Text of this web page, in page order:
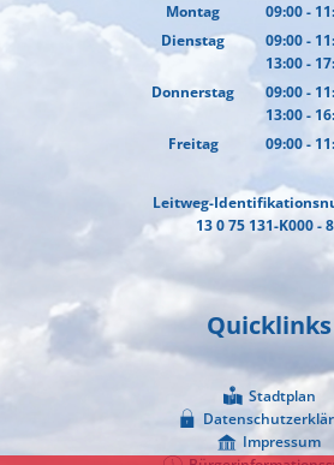
Montag 09:00-
Dienstag 09:00-
13:00-
Donnerstag 09:00-
13:00-
Freitag 09:00-
Leitweg-
13 0 75 131-K000 -
Quicklinks
Stadtplan
Impressum